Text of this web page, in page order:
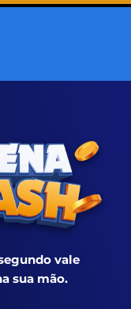
vale
sua mão.